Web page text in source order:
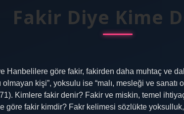
Fakir Diye Kime
Hanbelilere göre fakir, fakirden daha muhtaç ve
olmayan kişi”, yoksulu ise “malı, mesleği ve
Kimlere fakir denir? Fakir ve miskin, temel
göre fakir kimdir? Fakr kelimesi sözlükte